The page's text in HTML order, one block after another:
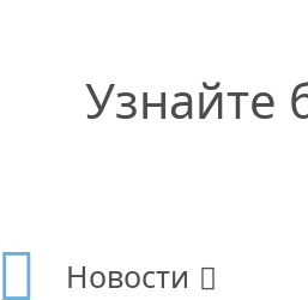
Узнайте
Новости